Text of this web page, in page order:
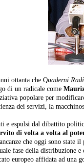
ottanta che Quaderni
di un radicale come
popolare per
dei servizi, la
e espulsi dal dibattito
di volta a volta al
che oggi sono state
fase della distribuzione
europeo affidata ad una